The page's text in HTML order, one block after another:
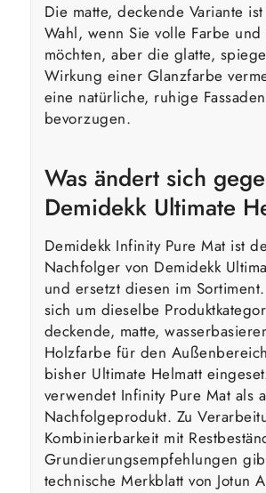
Die matte, deckende Variante
Wahl, wenn Sie volle Farbe und
möchten, aber die glatte,
Wirkung einer Glanzfarbe
eine natürliche, ruhige
bevorzugen.
Was ändert sich
Demidekk Ultimate
Demidekk Infinity Pure Mat ist
Nachfolger von Demidekk
und ersetzt diesen im
sich um dieselbe
deckende, matte,
Holzfarbe für den
bisher Ultimate Helmatt
verwendet Infinity Pure Mat als
Nachfolgeprodukt. Zu
Kombinierbarkeit mit
Grundierungsempfehlungen
technische Merkblatt von Jotun